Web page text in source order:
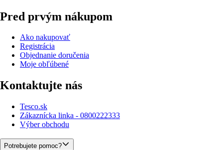
Pred prvým nákupom
Ako nakupovať
Registrácia
Objednanie doručenia
Moje obľúbené
Kontaktujte nás
Tesco.sk
Zákaznícka linka - 0800222333
Výber obchodu
Potrebujete pomoc?